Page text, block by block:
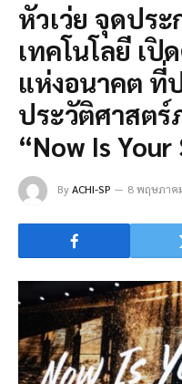
หัวเว่ย จุดปร
เทคโนโลยี เ
แห่งอนาคต ที่
ประวัติศาสตร์
“Now Is Your
ByACHI-SP 8 พฤษภาค